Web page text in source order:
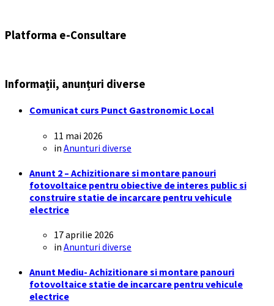
Platforma e-Consultare
Informații, anunțuri diverse
Comunicat curs Punct Gastronomic Local
11 mai 2026
in Anunturi diverse
Anunt 2 – Achizitionare si montare panouri
fotovoltaice pentru obiective de interes public si
construire statie de incarcare pentru vehicule
electrice
17 aprilie 2026
in Anunturi diverse
Anunt Mediu- Achizitionare si montare panouri
fotovoltaice statie de incarcare pentru vehicule
electrice